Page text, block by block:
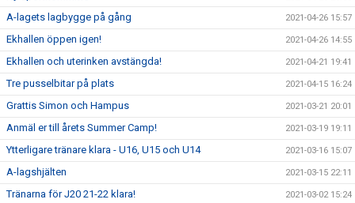
A-lagets lagbygge på gång 2021-04-26 15:57
Ekhallen öppen igen! 2021-04-26 14:55
Ekhallen och uterinken avstängda! 2021-04-21 19:41
Tre pusselbitar på plats 2021-04-15 16:24
Grattis Simon och Hampus 2021-03-21 20:01
Anmäl er till årets Summer Camp! 2021-03-19 19:11
Ytterligare tränare klara - U16, U15 och U14 2021-03-16 15:07
A-lagshjälten 2021-03-15 22:11
Tränarna för J20 21-22 klara! 2021-03-02 15:24